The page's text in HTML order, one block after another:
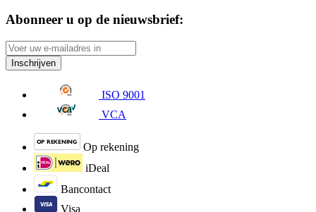
Abonneer u op de nieuwsbrief:
Inschrijven
ISO 9001
VCA
Op rekening
iDeal
Bancontact
Visa